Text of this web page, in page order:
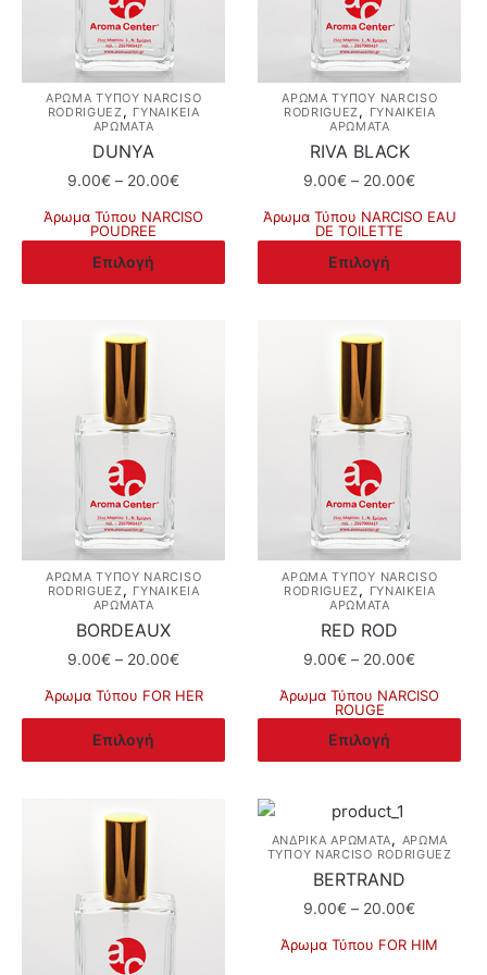
ΆΡΩΜΑ ΤΎΠΟΥ NARCISO
RODRIGUEZ, ΓΥΝΑΙΚΕΙΑ
ΑΡΩΜΑΤΑ
DUNYA
9.00€ – 20.00€Price
9.00€
Άρωμα Τύπου NARCISO
POUDREE
Επιλογή
Αυτό
το
έχει
πολλαπλές
παραλλαγές.
Οι
επιλογές
μπορούν
να
επιλεγούν
στη
σελίδα
του
προϊόντος
ΆΡΩΜΑ ΤΎΠΟΥ NARCISO
RODRIGUEZ, ΓΥΝΑΙΚΕΙΑ
ΑΡΩΜΑΤΑ
RIVA BLACK
9.00€ – 20.00€Price
9.00€
Άρωμα Τύπου NARCISO EAU
DE TOILETTE
Επιλογή
Αυτό
το
έχει
πολλαπλές
παραλλαγές.
Οι
επιλογές
μπορούν
να
επιλεγούν
στη
σελίδα
του
προϊόντος
ΆΡΩΜΑ ΤΎΠΟΥ NARCISO
RODRIGUEZ , ΓΥΝΑΙΚΕΙΑ
ΑΡΩΜΑΤΑ
BORDEAUX
9.00€ – 20.00€Price
9.00€
Άρωμα Τύπου FOR HER
Επιλογή
Αυτό
το
πολλαπλές
παραλλαγές.
Οι
επιλογές
να
ΆΡΩΜΑ ΤΎΠΟΥ NARCISO
RODRIGUEZ , ΓΥΝΑΙΚΕΙΑ
ΑΡΩΜΑΤΑ
RED ROD
9.00€ – 20.00€Price
9.00€
Άρωμα Τύπου NARCISO
ROUGE
Επιλογή
Αυτό
το
έχει
πολλαπλές
παραλλαγές.
Οι
επιλογές
μπορούν
ΑΝΔΡΙΚΑ ΑΡΩΜΑΤΑ, ΆΡΩΜΑ
ΤΎΠΟΥ NARCISO RODRIGUEZ
BERTRAND
9.00€ – 20.00€Price
9.00€
Άρωμα Τύπου FOR ΗΙΜ